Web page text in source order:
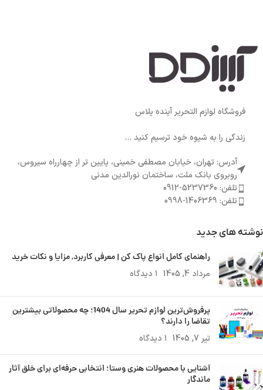
فروشگاه لوازم التحریر آینده پلاس
زندگی را به شیوه خود ترسیم کنید ...
آدرس: تهران، خیابان مصطفی خمینی، پایین تر از چهارراه سیروس،
روبروی بانک ملت، ساختمان نورالدین مدنی
تلفن: 5237360-0912
تلفن: 1406369-0998
نوشته های جدید
راهنمای کامل انواع پاک کن | معرفی کاربرد, مزایا و نکات خرید
مرداد 4, 1405 ۱ دیدگاه
پرفروش‌ترین لوازم تحریر سال 1404؛ چه محصولاتی بیشترین
تقاضا را دارند؟
تیر 7, 1405 ۱ دیدگاه
آشنایی با محصولات هنری وستا؛ انتخابی حرفه‌ای برای خلق آثار
ماندگار